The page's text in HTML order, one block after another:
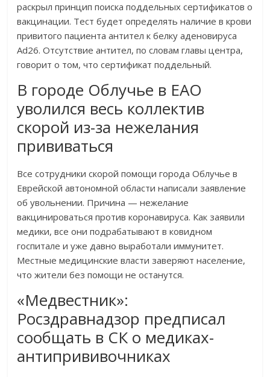
раскрыл принцип поиска поддельных сертификатов о
вакцинации. Тест будет определять наличие в крови
привитого пациента антител к белку аденовируса
Ad26. Отсутствие антител, по словам главы центра,
говорит о том, что сертификат поддельный.
В городе Облучье в ЕАО
уволился весь коллектив
скорой из-за нежелания
прививаться
Все сотрудники скорой помощи города Облучье в
Еврейской автономной области написали заявление
об увольнении. Причина — нежелание
вакцинироваться против коронавируса. Как заявили
медики, все они подрабатывают в ковидном
госпитале и уже давно выработали иммунитет.
Местные медицинские власти заверяют население,
что жители без помощи не останутся.
«Медвестник»:
Росздравнадзор предписал
сообщать в СК о медиках-
антипрививочниках